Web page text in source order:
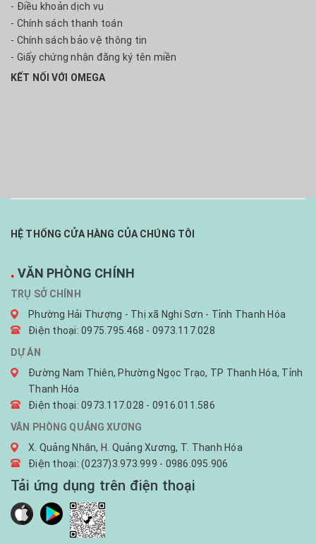
- Điều khoản dịch vụ
- Chính sách thanh toán
- Chính sách bảo vệ thông tin
- Giấy chứng nhận đăng ký tên miền
KẾT NỐI VỚI OMEGA
HỆ THỐNG CỬA HÀNG CỦA CHÚNG TÔI
. VĂN PHÒNG CHÍNH
TRỤ SỞ CHÍNH
Phường Hải Thượng - Thị xã Nghi Sơn - Tỉnh Thanh Hóa
Điện thoại: 0975.795.468 - 0973.117.028
DỰ ÁN
Đường Nam Thiên, Phường Ngọc Trạo, TP Thanh Hóa, Tỉnh
Thanh Hóa
Điện thoại: 0973.117.028 - 0916.011.586
VĂN PHÒNG QUẢNG XƯƠNG
X. Quảng Nhân, H. Quảng Xương, T. Thanh Hóa
Điện thoại: (0237)3.973.999 - 0986.095.906
Tải ứng dụng trên điện thoại